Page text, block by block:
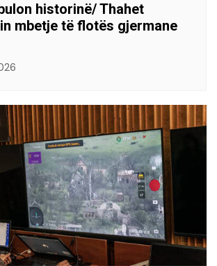
historinë/ Thahet
mbetje të flotës gjermane